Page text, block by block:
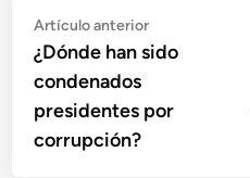
Navegación
de
entradas
Artículo anteriorArtículo
anterior:
¿Dónde han sido
condenados
presidentes por
corrupción?